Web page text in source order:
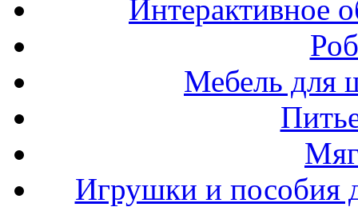
Интерактивное
Мебель для
Игрушки и пособия